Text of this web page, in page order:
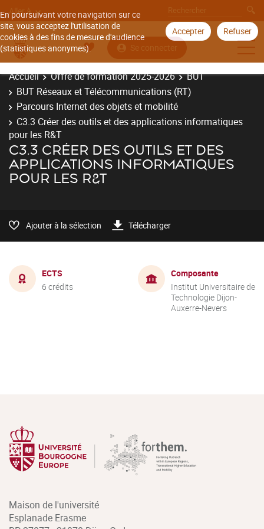
En poursuivant votre navigation sur ce
site, vous acceptez l'utilisation de
cookies à des fins de mesure d'audience
(statistiques anonymes).
Accepter Refuser
Aller à
Se connecter
Accueil Offre de formation 2025-2026
BUT
BUT Réseaux et Télécommunications (RT)
Parcours Internet des objets et mobilité
C3.3 Créer des outils et des applications informatiques
pour les R&T
C3.3 CRÉER DES OUTILS ET DES
APPLICATIONS INFORMATIQUES
POUR LES R&T
Ajouter à la sélection Télécharger
ECTS
6 crédits
Composante
Institut Universitaire de
Technologie Dijon-
Auxerre-Nevers
Maison de l'université
Esplanade Erasme